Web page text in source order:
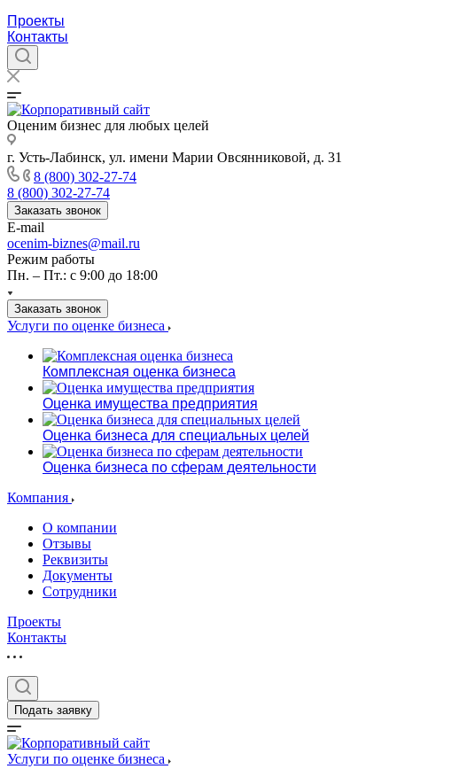
Проекты
Контакты
Оценим бизнес для любых целей
г. Усть-Лабинск, ул. имени Марии Овсянниковой, д. 31
8 (800) 302-27-74
8 (800) 302-27-74
Заказать звонок
E-mail
ocenim-biznes@mail.ru
Режим работы
Пн. – Пт.: с 9:00 до 18:00
Заказать звонок
Услуги по оценке бизнеса
Комплексная оценка бизнеса
Оценка имущества предприятия
Оценка бизнеса для специальных целей
Оценка бизнеса по сферам деятельности
Компания
О компании
Отзывы
Реквизиты
Документы
Сотрудники
Проекты
Контакты
Подать заявку
Услуги по оценке бизнеса